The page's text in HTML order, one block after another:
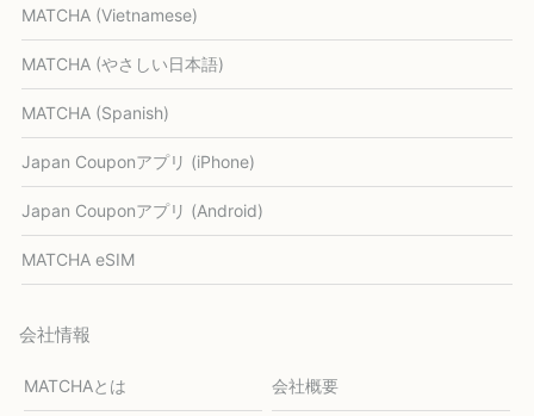
MATCHA (Vietnamese)
MATCHA (やさしい日本語)
MATCHA (Spanish)
Japan Couponアプリ (iPhone)
Japan Couponアプリ (Android)
MATCHA eSIM
会社情報
MATCHAとは 会社概要